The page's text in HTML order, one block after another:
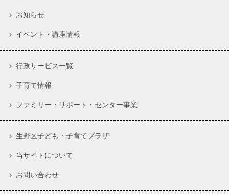
お知らせ
イベント・講座情報
行政サービス一覧
子育て情報
ファミリー・サポート・センター事業
生野区子ども・子育てプラザ
当サイトについて
お問い合わせ